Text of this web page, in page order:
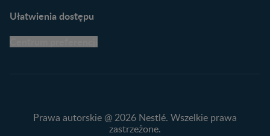
Ułatwienia dostępu
Prawa autorskie @ 2026 Nestlé. Wszelkie prawa
zastrzeżone.